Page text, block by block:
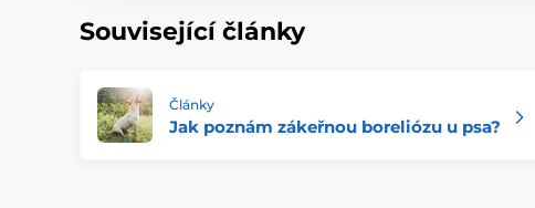
Související články
Články
Jak poznám zákeřnou boreliózu u psa?